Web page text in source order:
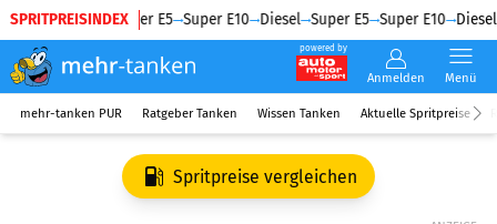
SPRITPREISINDEX
Diesel Super E5 Super E10 Diesel Super E5 Super E10 Diesel
powered by
Anmelden Menü
mehr-tanken PUR Ratgeber Tanken Wissen Tanken Aktuelle Spritpreise
Spritpreise vergleichen